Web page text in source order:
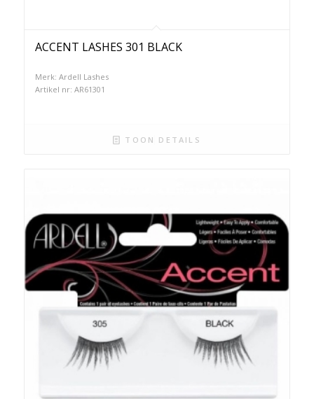
ACCENT LASHES 301 BLACK
Merk: Ardell Lashes
Artikel nr: AR61301
TOON DETAILS